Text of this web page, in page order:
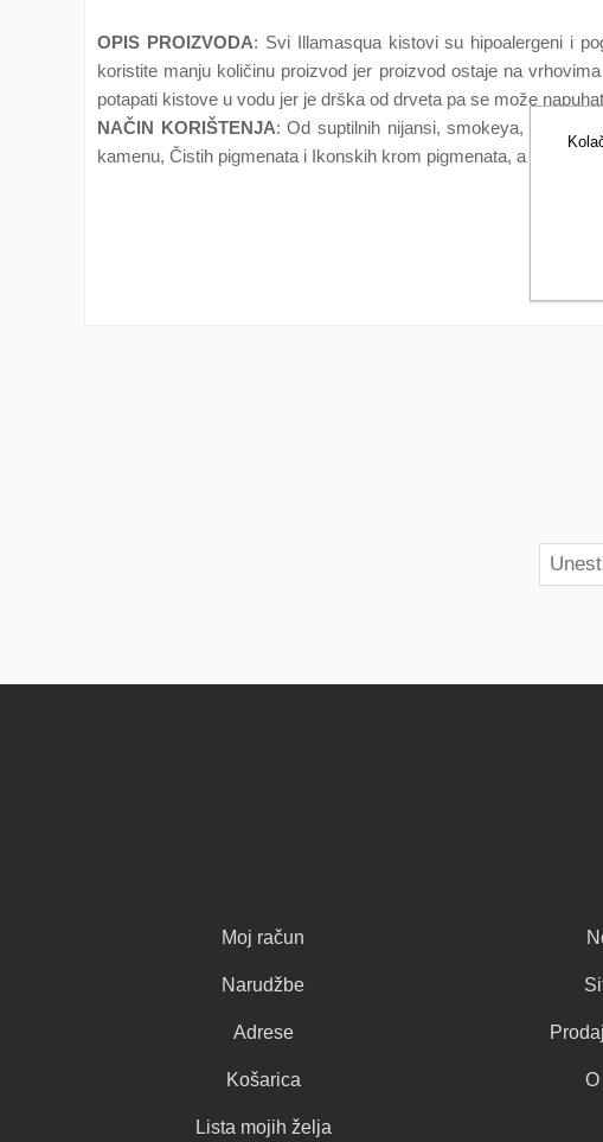
OPIS PROIZVODA: Svi Illamasqua kistovi su hipoalergeni i
koristite manju količinu proizvod jer proizvod ostaje na
potapati kistove u vodu jer je drška od drveta pa se može
NAČIN KORIŠTENJA: Od suptilnih nijansi, smokeya, do
kamenu, Čistih pigmenata i Ikonskih krom pigmenata, a može
Moj račun
Narudžbe
Adrese
Košarica
Lista mojih želja
O